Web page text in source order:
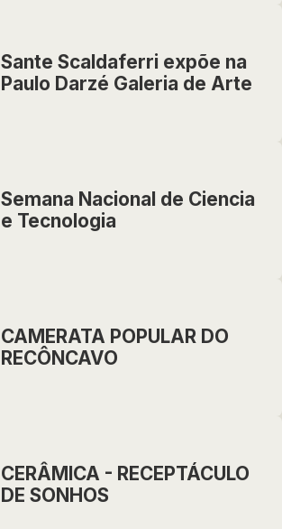
Sante Scaldaferri expõe na
Paulo Darzé Galeria de Arte
Semana Nacional de Ciencia
e Tecnologia
CAMERATA POPULAR DO
RECÔNCAVO
CERÂMICA - RECEPTÁCULO
DE SONHOS